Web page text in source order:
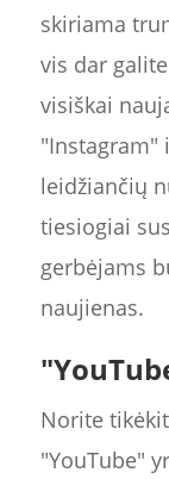
skiriama
vis dar
visiškai
"Instagram"
leidžiančių
tiesiogiai
gerbėjams
naujienas.
Norite
"YouTube"